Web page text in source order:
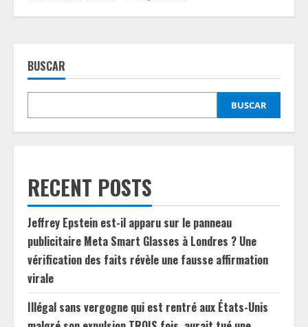
BUSCAR
BUSCAR
RECENT POSTS
Jeffrey Epstein est-il apparu sur le panneau
publicitaire Meta Smart Glasses à Londres ? Une
vérification des faits révèle une fausse affirmation
virale
Illégal sans vergogne qui est rentré aux États-Unis